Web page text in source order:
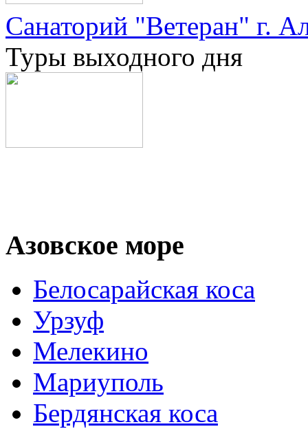
Санаторий "Ветеран" г.
Туры выходного дня
Азовское море
Белосарайская коса
Урзуф
Мелекино
Мариуполь
Бердянская коса